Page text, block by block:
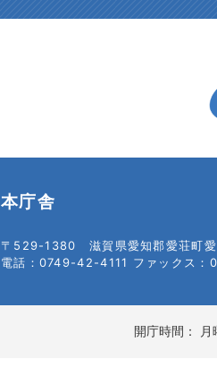
本庁舎
〒529-1380 滋賀県愛知郡愛荘町
電話：0749-42-4111 ファックス
開庁時間：